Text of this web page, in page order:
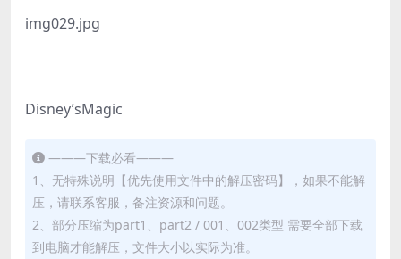
img029.jpg
Disney’sMagic
———下载必看———
1、无特殊说明【优先使用文件中的解压密码】，如果不能解
压，请联系客服，备注资源和问题。
2、部分压缩为part1、part2 / 001、002类型 需要全部下载
到电脑才能解压，文件大小以实际为准。